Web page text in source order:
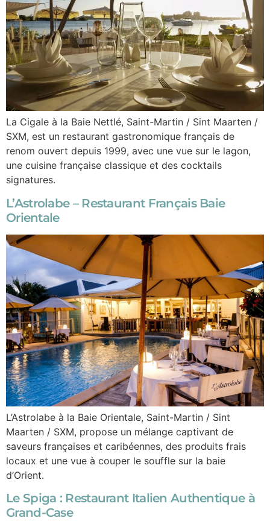
La Cigale à la Baie Nettlé, Saint-Martin / Sint Maarten /
SXM, est un restaurant gastronomique français de
renom ouvert depuis 1999, avec une vue sur le lagon,
une cuisine française classique et des cocktails
signatures.
L’Astrolabe – Restaurant Français Baie
Orientale
L’Astrolabe à la Baie Orientale, Saint-Martin / Sint
Maarten / SXM, propose un mélange captivant de
saveurs françaises et caribéennes, des produits frais
locaux et une vue à couper le souffle sur la baie
d’Orient.
Le Spiga : Restaurant Italien Authentique à
Grand-Case